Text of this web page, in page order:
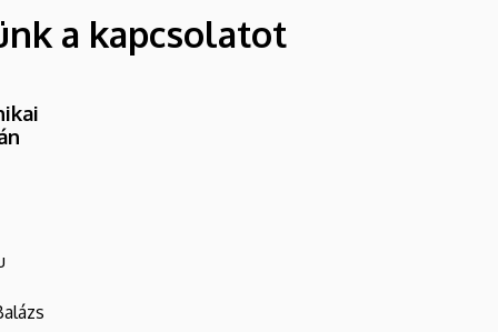
a kapcsolatot